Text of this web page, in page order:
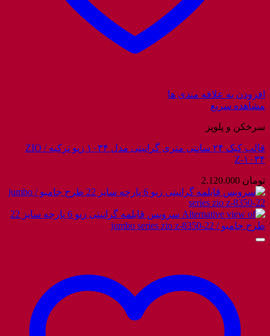
افزودن به علاقه مندی ها
مشاهده سریع
سرخکن و پلوپز
قالب کیک ۲۴ سانتی متری گرانیتی مدل ۱۰۳۴ زیو ترکیه / ZIO
Z-۱۰۳۴
تومان